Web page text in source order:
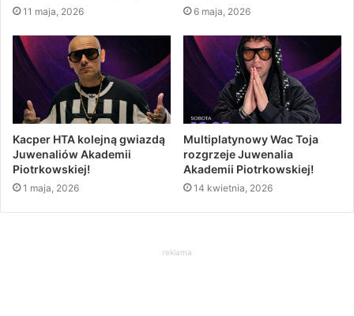
11 maja, 2026 6 maja, 2026
Kacper HTA kolejną gwiazdą
Juwenaliów Akademii
Piotrkowskiej!
1 maja, 2026
Multiplatynowy Wac Toja
rozgrzeje Juwenalia
Akademii Piotrkowskiej!
14 kwietnia, 2026
reklama